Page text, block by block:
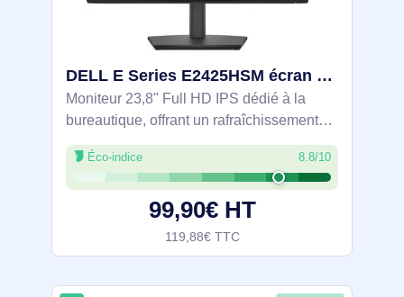
DELL E Series E2425HSM écran plat de PC 60,5 cm (23.8") 1920 x 1080 pixels Full HD LCD Noir - DELL-E2425HSM
Moniteur 23,8" Full HD IPS dédié à la
bureautique, offrant un rafraîchissement
100 Hz pour un défilement fluide.
ComfortView Plus certifié TÜV Rheinland
3 étoiles limite la lumière bleue. Dalle
Éco-indice 8.8/10
99,90€ HT
119,88€ TTC